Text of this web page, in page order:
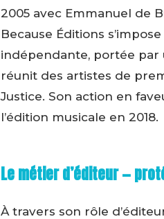
2005 avec Emmanuel de
Because Éditions
indépendante, portée par
réunit des artistes de
Justice. Son action en
l’édition musicale en 2018.
Le métier d’éditeur —
À travers son rôle